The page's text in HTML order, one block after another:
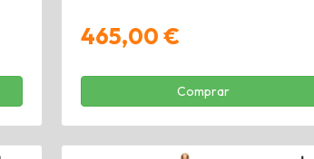
465,00 €
Comprar